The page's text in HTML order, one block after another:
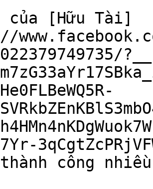
của [Hữu Tài]
công